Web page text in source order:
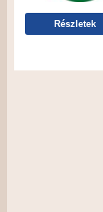
Részletek